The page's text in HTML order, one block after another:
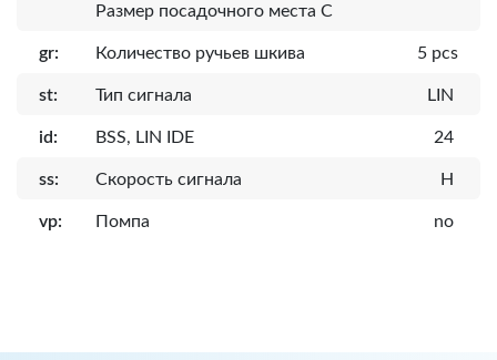
Размер посадочного места C
gr: Количество ручьев шкива 5 pcs
st: Тип сигнала LIN
id: BSS, LIN IDE 24
ss: Скорость сигнала H
vp: Помпа no